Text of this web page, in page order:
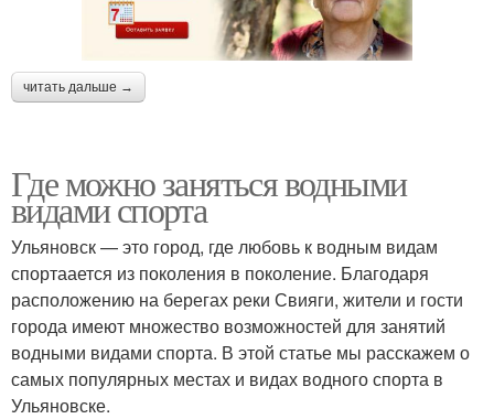
читать дальше →
Где можно заняться водными
видами спорта
Ульяновск — это город, где любовь к водным видам
спортаается из поколения в поколение. Благодаря
расположению на берегах реки Свияги, жители и гости
города имеют множество возможностей для занятий
водными видами спорта. В этой статье мы расскажем о
самых популярных местах и видах водного спорта в
Ульяновске.